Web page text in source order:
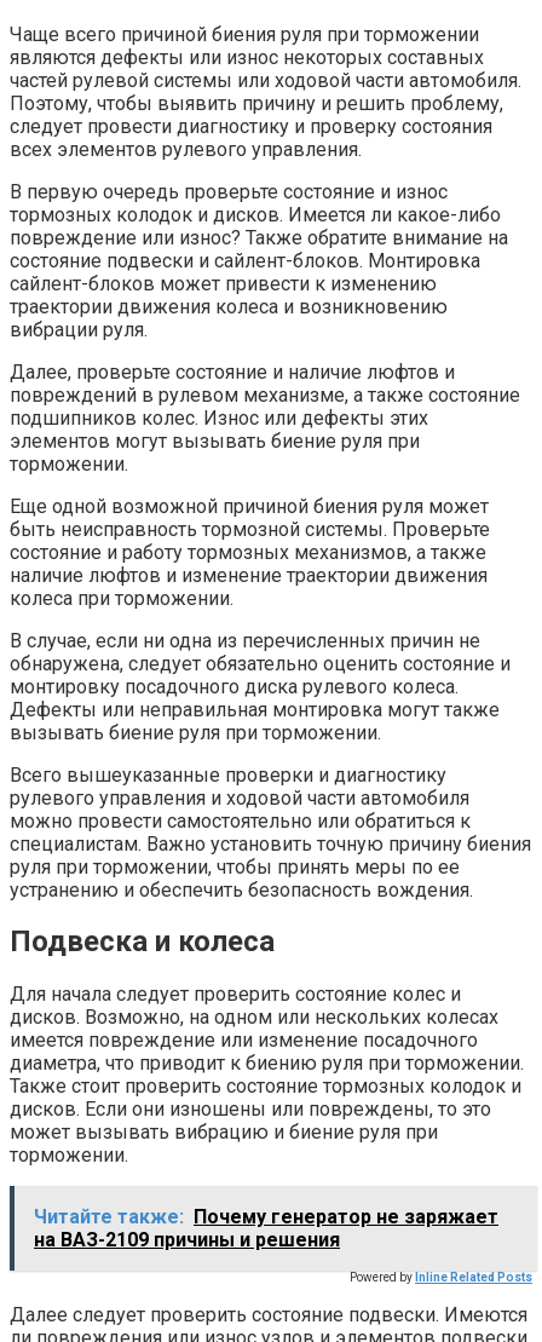
Чаще всего причиной биения руля при торможении
являются дефекты или износ некоторых составных
частей рулевой системы или ходовой части автомобиля.
Поэтому, чтобы выявить причину и решить проблему,
следует провести диагностику и проверку состояния
всех элементов рулевого управления.
В первую очередь проверьте состояние и износ
тормозных колодок и дисков. Имеется ли какое-либо
повреждение или износ? Также обратите внимание на
состояние подвески и сайлент-блоков. Монтировка
сайлент-блоков может привести к изменению
траектории движения колеса и возникновению
вибрации руля.
Далее, проверьте состояние и наличие люфтов и
повреждений в рулевом механизме, а также состояние
подшипников колес. Износ или дефекты этих
элементов могут вызывать биение руля при
торможении.
Еще одной возможной причиной биения руля может
быть неисправность тормозной системы. Проверьте
состояние и работу тормозных механизмов, а также
наличие люфтов и изменение траектории движения
колеса при торможении.
В случае, если ни одна из перечисленных причин не
обнаружена, следует обязательно оценить состояние и
монтировку посадочного диска рулевого колеса.
Дефекты или неправильная монтировка могут также
вызывать биение руля при торможении.
Всего вышеуказанные проверки и диагностику
рулевого управления и ходовой части автомобиля
можно провести самостоятельно или обратиться к
специалистам. Важно установить точную причину биения
руля при торможении, чтобы принять меры по ее
устранению и обеспечить безопасность вождения.
Подвеска и колеса
Для начала следует проверить состояние колес и
дисков. Возможно, на одном или нескольких колесах
имеется повреждение или изменение посадочного
диаметра, что приводит к биению руля при торможении.
Также стоит проверить состояние тормозных колодок и
дисков. Если они изношены или повреждены, то это
может вызывать вибрацию и биение руля при
торможении.
Читайте также:
Почему генератор не заряжает
на ВАЗ-2109 причины и решения
Powered by Inline Related Posts
Далее следует проверить состояние подвески. Имеются